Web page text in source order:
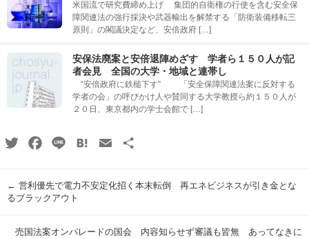
米国流で研究費締め上げ 集団的自衛権の行使を含む安全保
障関連法の強行採決や武器輸出を解禁する「防衛装備移転三
原則」の閣議決定など、安倍政府 […]
安保法廃案と安倍退陣めざす 学者ら１５０人が記
者会見 全国の大学・地域と連帯し
“安倍政府に鉄槌下す” 「安全保障関連法案に反対する
学者の会」の呼びかけ人や賛同する大学教授ら約１５０人が
２０日、東京都内の学士会館で […]
TwitterFacebook
Line HatenaEmail
← 営利優先で電力不安定化招く本末転倒 再エネビジネスが引き金とな
るブラックアウト
売国法案オンパレードの国会 内容知らせず審議も皆無 あってなきに